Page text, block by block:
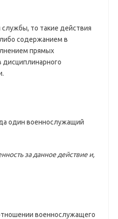
то такие действия
содержанием в
прямых
дисциплинарного
один военнослужащий
за данное действие и,
военнослужащего